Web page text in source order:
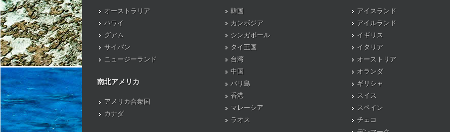
オーストラリア
ハワイ
グアム
サイパン
ニュージーランド
南北アメリカ
アメリカ合衆国
カナダ
韓国
カンボジア
シンガポール
タイ王国
台湾
中国
バリ島
香港
マレーシア
ラオス
アイスランド
アイルランド
イギリス
イタリア
オーストリア
オランダ
ギリシャ
スイス
スペイン
チェコ